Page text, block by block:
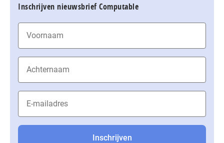
Inschrijven nieuwsbrief Computable